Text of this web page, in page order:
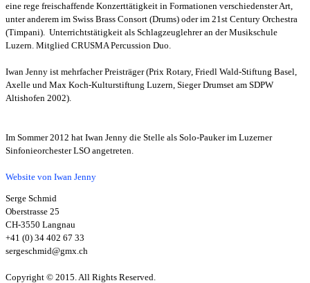
eine rege freischaffende Konzerttätigkeit in Formationen verschiedenster Art,
unter anderem im Swiss Brass Consort (Drums) oder im 21st Century Orchestra
(Timpani). Unterrichtstätigkeit als Schlagzeuglehrer an der Musikschule
Luzern. Mitglied CRUSMA Percussion Duo.
Iwan Jenny ist mehrfacher Preisträger (Prix Rotary, Friedl Wald-Stiftung Basel,
Axelle und Max Koch-Kulturstiftung Luzern, Sieger Drumset am SDPW
Altishofen 2002).
Im Sommer 2012 hat Iwan Jenny die Stelle als Solo-Pauker im Luzerner
Sinfonieorchester LSO angetreten.
Website von Iwan Jenny
Serge Schmid
Oberstrasse 25
CH-3550 Langnau
+41 (0) 34 402 67 33
sergeschmid@gmx.ch
Copyright © 2015. All Rights Reserved.